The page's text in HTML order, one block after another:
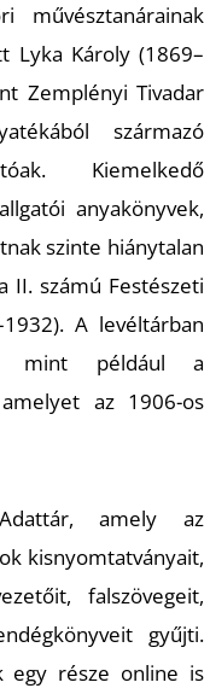
művésztanárainak
Lyka Károly (1869–
Zemplényi Tivadar
származó
Kiemelkedő
anyakönyvek,
szinte hiánytalan
II. számú Festészeti
. A levéltárban
mint például a
az 1906-os
Adattár, amely az
kisnyomtatványait,
falszövegeit,
gyűjti.
egy része online is